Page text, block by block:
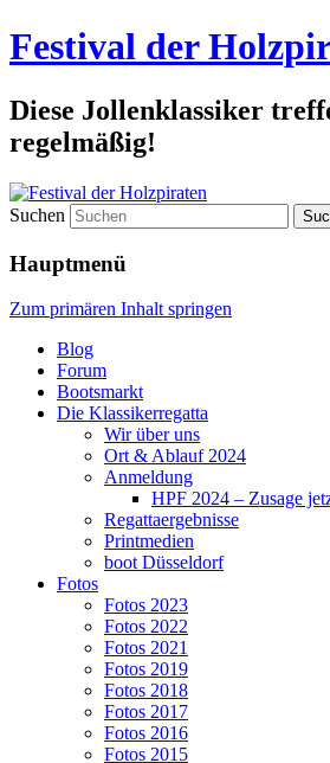
Festival der
Diese Jollenklassiker
regelmäßig!
Suchen
Hauptmenü
Zum primären Inhalt springen
Blog
Forum
Bootsmarkt
Die Klassikerregatta
Wir über uns
Ort & Ablauf 2024
Anmeldung
HPF 2024 – Zusage
Regattaergebnisse
Printmedien
boot Düsseldorf
Fotos
Fotos 2023
Fotos 2022
Fotos 2021
Fotos 2019
Fotos 2018
Fotos 2017
Fotos 2016
Fotos 2015